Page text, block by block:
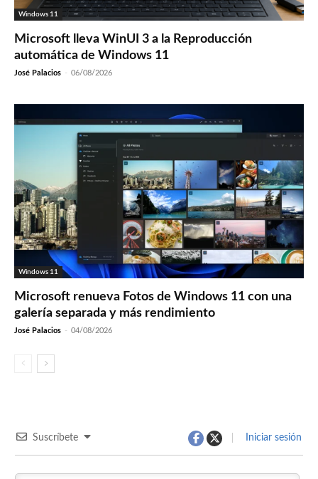
Windows 11
Microsoft lleva WinUI 3 a la Reproducción
automática de Windows 11
José Palacios - 06/08/2026
Windows 11
Microsoft renueva Fotos de Windows 11 con una
galería separada y más rendimiento
José Palacios - 04/08/2026
Suscríbete Iniciar sesión